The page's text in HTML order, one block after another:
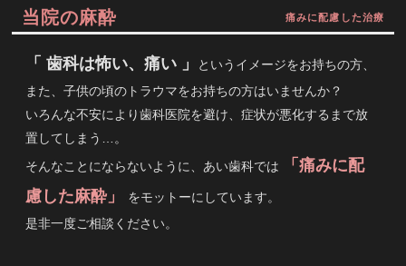
当院の麻酔 痛みに配慮した治療
「 歯科は怖い、痛い 」
というイメージをお持ちの方、
また、子供の頃のトラウマをお持ちの方はいませんか？
いろんな不安により歯科医院を避け、症状が悪化するまで放
置してしまう…。
そんなことにならないように、あい歯科では
「痛みに配
慮した麻酔」
をモットーにしています。
是非一度ご相談ください。